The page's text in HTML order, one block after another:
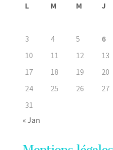
L M M J
3
4 5 6
10
11 12 13
17
18 19 20
24
25 26 27
31
« Jan